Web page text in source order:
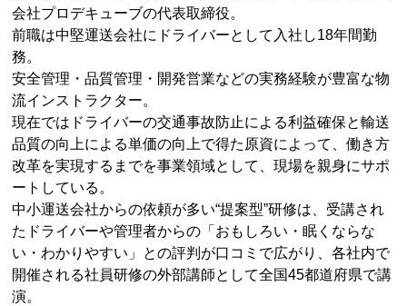
会社プロデキューブの代表取締役。
前職は中堅運送会社にドライバーとして入社し18年間勤
務。
安全管理・品質管理・開発営業などの実務経験が豊富な物
流インストラクター。
現在ではドライバーの交通事故防止による利益確保と輸送
品質の向上による単価の向上で得た原資によって、働き方
改革を実現するまでを事業領域として、現場を親身にサポ
ートしている。
中小運送会社からの依頼が多い“提案型”研修は、受講され
たドライバーや管理者からの「おもしろい・眠くならな
い・わかりやすい」との評判が口コミで広がり、各社内で
開催される社員研修の外部講師として全国45都道府県で講
演。